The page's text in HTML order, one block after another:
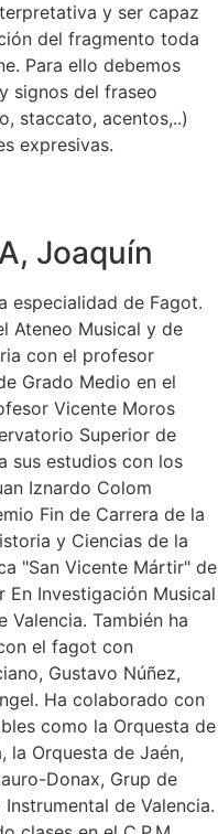
y ser capaz
del fragmento toda
Para ello debemos
signos del fraseo
staccato, acentos,..)
expresivas.
Joaquín
especialidad de Fagot.
Ateneo Musical y de
con el profesor
Grado Medio en el
Vicente Moros
Superior de
sus estudios con los
Iznardo Colom
Fin de Carrera de la
y Ciencias de la
"San Vicente Mártir" de
En Investigación Musical
Valencia. También ha
el fagot con
Gustavo Núñez,
Ha colaborado con
como la Orquesta de
la Orquesta de Jaén,
Donax, Grup de
de Valencia.